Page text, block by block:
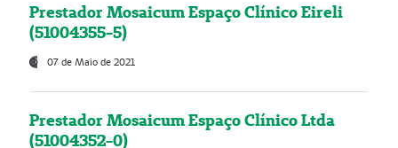
Prestador Mosaicum Espaço Clínico Eireli
(51004355-5)
07 de Maio de 2021
Prestador Mosaicum Espaço Clínico Ltda
(51004352-0)